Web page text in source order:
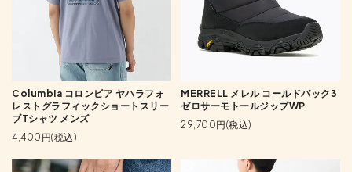
Columbia コロンビア ヤハラフォ
レストグラフィックショートスリー
ブTシャツ メンズ
4,400円(税込)
MERRELL メレル コールドパック3
ゼロサーモトールジップWP
29,700円(税込)